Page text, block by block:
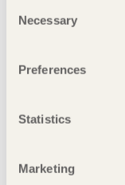
Selection
Necessary
Preferences
Statistics
Marketing
träarkitektur
Bilder